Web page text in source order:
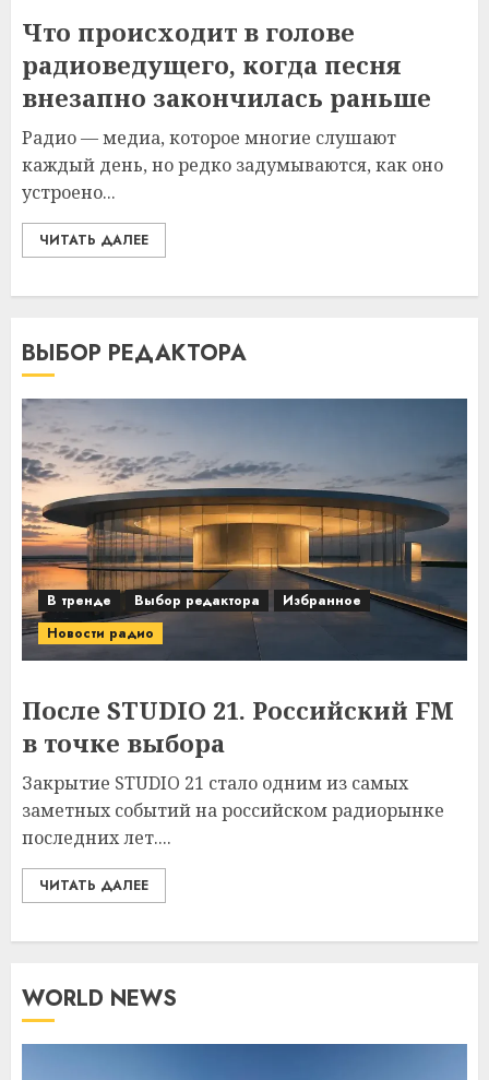
Что происходит в голове
радиоведущего, когда песня
внезапно закончилась раньше
Радио — медиа, которое многие слушают
каждый день, но редко задумываются, как оно
устроено...
ЧИТАТЬ ДАЛЕЕ
ВЫБОР РЕДАКТОРА
В тренде Выбор редактора
Избранное
Новости радио
После STUDIO 21. Российский FM
в точке выбора
Закрытие STUDIO 21 стало одним из самых
заметных событий на российском радиорынке
последних лет....
ЧИТАТЬ ДАЛЕЕ
WORLD NEWS